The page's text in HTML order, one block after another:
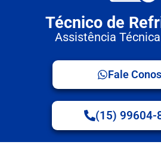
Técnico de
Assistência
Fale
(15) 99604-